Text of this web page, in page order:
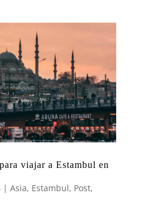
viajar a Estambul en
| Asia, Estambul, Post,